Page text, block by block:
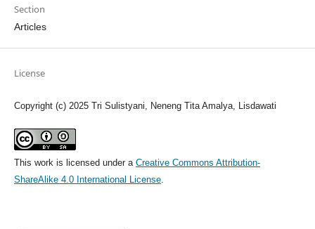
Section
Articles
License
Copyright (c) 2025 Tri Sulistyani, Neneng Tita Amalya, Lisdawati
This work is licensed under a Creative Commons Attribution-
ShareAlike 4.0 International License.